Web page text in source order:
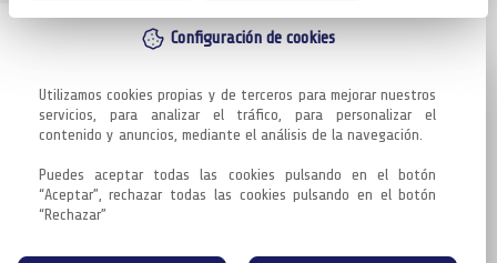
Configuración de cookies
Utilizamos cookies propias y de terceros para mejorar nuestros
servicios, para analizar el tráfico, para personalizar el
contenido y anuncios, mediante el análisis de la navegación.
Puedes aceptar todas las cookies pulsando en el botón
“Aceptar”, rechazar todas las cookies pulsando en el botón
“Rechazar”